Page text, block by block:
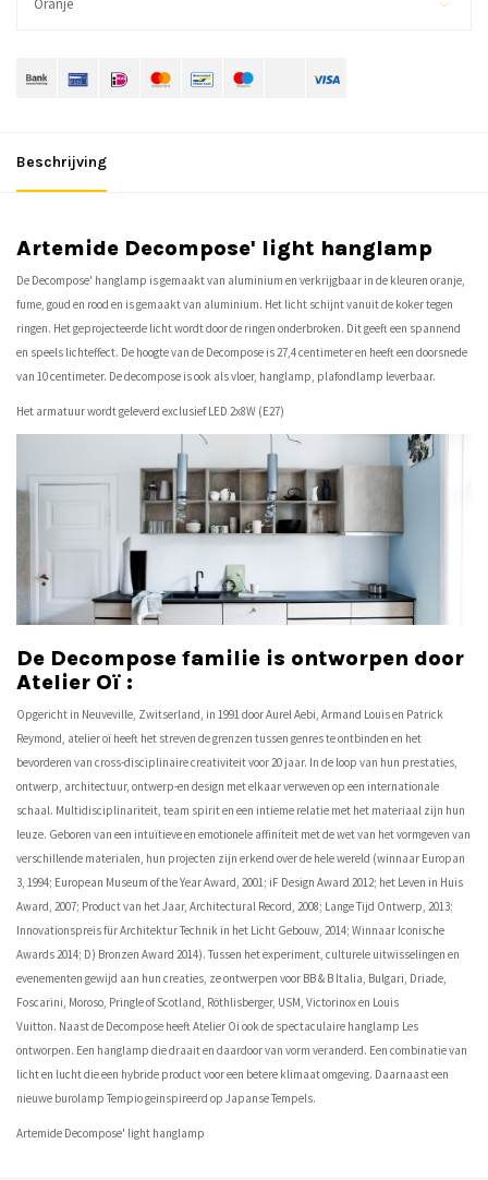
Oranje
Beschrijving
Artemide Decompose' light hanglamp
De Decompose' hanglamp is gemaakt van aluminium en verkrijgbaar in de kleuren oranje,
fume, goud en rood en is gemaakt van aluminium. Het licht schijnt vanuit de koker tegen
ringen. Het geprojecteerde licht wordt door de ringen onderbroken. Dit geeft een spannend
en speels lichteffect. De hoogte van de Decompose is 27,4 centimeter en heeft een doorsnede
van 10 centimeter. De decompose is ook als vloer, hanglamp, plafondlamp leverbaar.
Het armatuur wordt geleverd exclusief LED 2x8W (E27)
De Decompose familie is ontworpen door
Atelier Oï :
Opgericht in Neuveville, Zwitserland, in 1991 door Aurel Aebi, Armand Louis en Patrick
Reymond, atelier oï heeft het streven de grenzen tussen genres te ontbinden en het
bevorderen van cross-disciplinaire creativiteit voor 20 jaar. In de loop van hun prestaties,
ontwerp, architectuur, ontwerp-en design met elkaar verweven op een internationale
schaal. Multidisciplinariteit, team spirit en een intieme relatie met het materiaal zijn hun
leuze. Geboren van een intuïtieve en emotionele affiniteit met de wet van het vormgeven van
verschillende materialen, hun projecten zijn erkend over de hele wereld (winnaar Europan
3, 1994; European Museum of the Year Award, 2001; iF Design Award 2012; het Leven in Huis
Award, 2007; Product van het Jaar, Architectural Record, 2008; Lange Tijd Ontwerp, 2013;
Innovationspreis für Architektur Technik in het Licht Gebouw, 2014; Winnaar Iconische
Awards 2014; D) Bronzen Award 2014). Tussen het experiment, culturele uitwisselingen en
evenementen gewijd aan hun creaties, ze ontwerpen voor BB & B Italia, Bulgari, Driade,
Foscarini, Moroso, Pringle of Scotland, Röthlisberger, USM, Victorinox en Louis
Vuitton. Naast de Decompose heeft Atelier Oi ook de spectaculaire hanglamp Les
ontworpen. Een hanglamp die draait en daardoor van vorm veranderd. Een combinatie van
licht en lucht die een hybride product voor een betere klimaat omgeving. Daarnaast een
nieuwe burolamp Tempio geinspireerd op Japanse Tempels.
Artemide Decompose' light hanglamp